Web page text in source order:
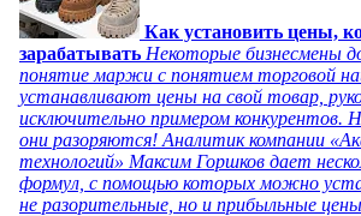
Как установить цены,
зарабатывать Некоторые бизнесмены
понятие маржи с понятием торговой
устанавливают цены на свой товар,
исключительно примером конкурентов.
они разоряются! Аналитик компании
технологий» Максим Горшков дает
формул, с помощью которых можно
не разорительные, но и прибыльные